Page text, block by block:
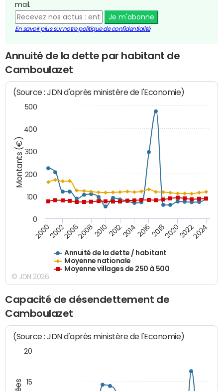
mail.
Je m'abonne
En savoir plus sur notre politique de confidentialité
Annuité de la dette par habitant de
Camboulazet
Montants (€)
(Source : JDN d'après ministère de l'Economie)
Annuité de la dette / habitant
Moyenne nationale
Moyenne villages de 250 à 500
200020022006200820102012201420162018202020222024
0
100
200
300
400
500
© JDN 2026
Capacité de désendettement de
Camboulazet
(Source : JDN d'après ministère de l'Economie)
15
20